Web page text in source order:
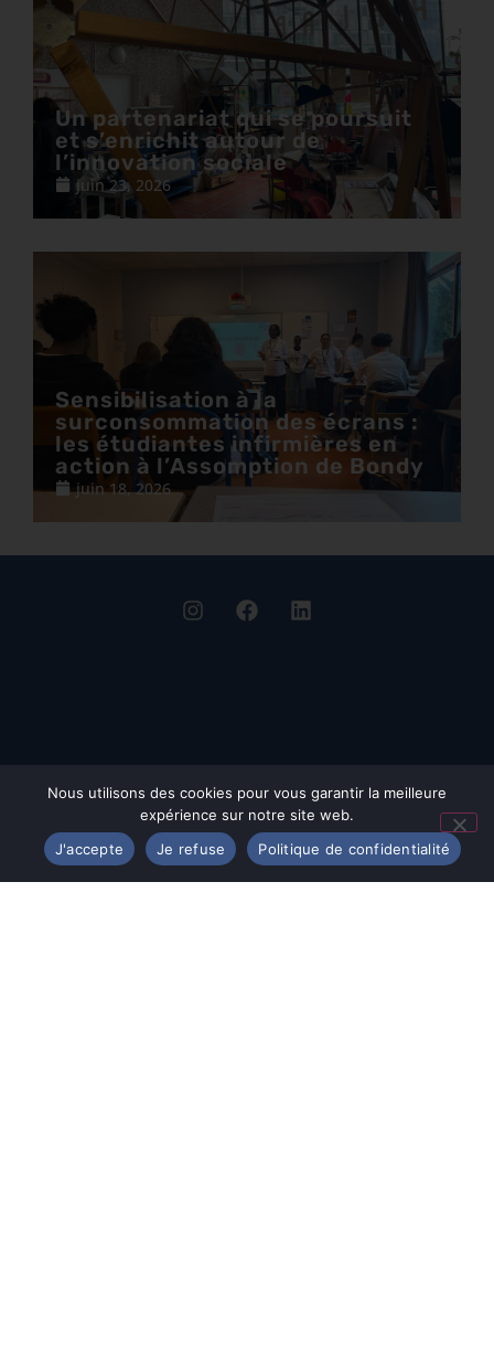
Un partenariat qui se poursuit
et s’enrichit autour de
l’innovation sociale
juin 23, 2026
Sensibilisation à la
surconsommation des écrans :
les étudiantes infirmières en
action à l’Assomption de Bondy
juin 18, 2026
Nous utilisons des cookies pour vous garantir la meilleure
expérience sur notre site web.
J'accepte
Je refuse Politique de confidentialité